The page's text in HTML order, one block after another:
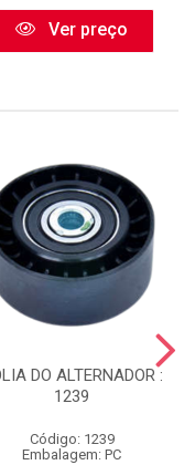
Ver preço
DO ALTERNADOR :
1239
Código: 1239
Embalagem: PC